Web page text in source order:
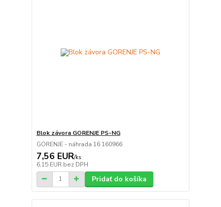
Blok závora GORENJE PS-NG
GORENJE - náhrada 16 160966
7,56 EUR/ks
6,15 EUR bez DPH
Pridať do košíka